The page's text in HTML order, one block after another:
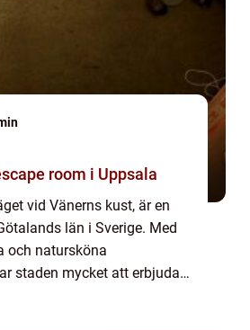
room i Uppsala
vid Vänerns kust, är en
län i Sverige. Med
och natursköna
staden mycket att erbjuda